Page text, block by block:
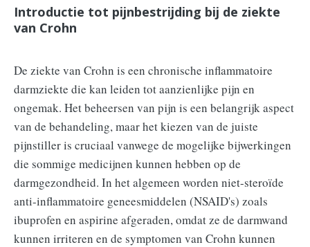
Introductie tot pijnbestrijding bij de ziekte
van Crohn
De ziekte van Crohn is een chronische inflammatoire
darmziekte die kan leiden tot aanzienlijke pijn en
ongemak. Het beheersen van pijn is een belangrijk aspect
van de behandeling, maar het kiezen van de juiste
pijnstiller is cruciaal vanwege de mogelijke bijwerkingen
die sommige medicijnen kunnen hebben op de
darmgezondheid. In het algemeen worden niet-steroïde
anti-inflammatoire geneesmiddelen (NSAID's) zoals
ibuprofen en aspirine afgeraden, omdat ze de darmwand
kunnen irriteren en de symptomen van Crohn kunnen